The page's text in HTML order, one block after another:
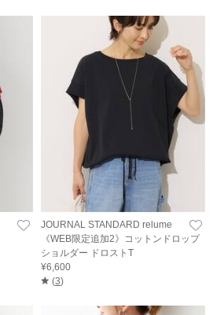
JOURNAL STANDARD relume
《WEB限定追加2》コットンドロップ
ショルダー ドロストT
¥6,600
(3)